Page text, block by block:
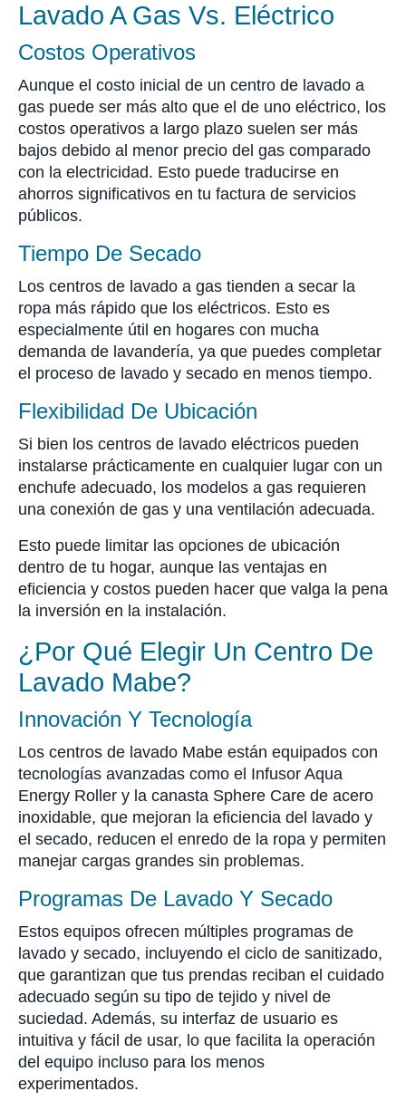
Lavado A Gas Vs. Eléctrico
Costos Operativos
Aunque el costo inicial de un centro de lavado a
gas puede ser más alto que el de uno eléctrico, los
costos operativos a largo plazo suelen ser más
bajos debido al menor precio del gas comparado
con la electricidad. Esto puede traducirse en
ahorros significativos en tu factura de servicios
públicos.
Tiempo De Secado
Los centros de lavado a gas tienden a secar la
ropa más rápido que los eléctricos. Esto es
especialmente útil en hogares con mucha
demanda de lavandería, ya que puedes completar
el proceso de lavado y secado en menos tiempo.
Flexibilidad De Ubicación
Si bien los centros de lavado eléctricos pueden
instalarse prácticamente en cualquier lugar con un
enchufe adecuado, los modelos a gas requieren
una conexión de gas y una ventilación adecuada.
Esto puede limitar las opciones de ubicación
dentro de tu hogar, aunque las ventajas en
eficiencia y costos pueden hacer que valga la pena
la inversión en la instalación.
¿Por Qué Elegir Un Centro De
Lavado Mabe?
Innovación Y Tecnología
Los centros de lavado Mabe están equipados con
tecnologías avanzadas como el Infusor Aqua
Energy Roller y la canasta Sphere Care de acero
inoxidable, que mejoran la eficiencia del lavado y
el secado, reducen el enredo de la ropa y permiten
manejar cargas grandes sin problemas.
Programas De Lavado Y Secado
Estos equipos ofrecen múltiples programas de
lavado y secado, incluyendo el ciclo de sanitizado,
que garantizan que tus prendas reciban el cuidado
adecuado según su tipo de tejido y nivel de
suciedad. Además, su interfaz de usuario es
intuitiva y fácil de usar, lo que facilita la operación
del equipo incluso para los menos
experimentados.